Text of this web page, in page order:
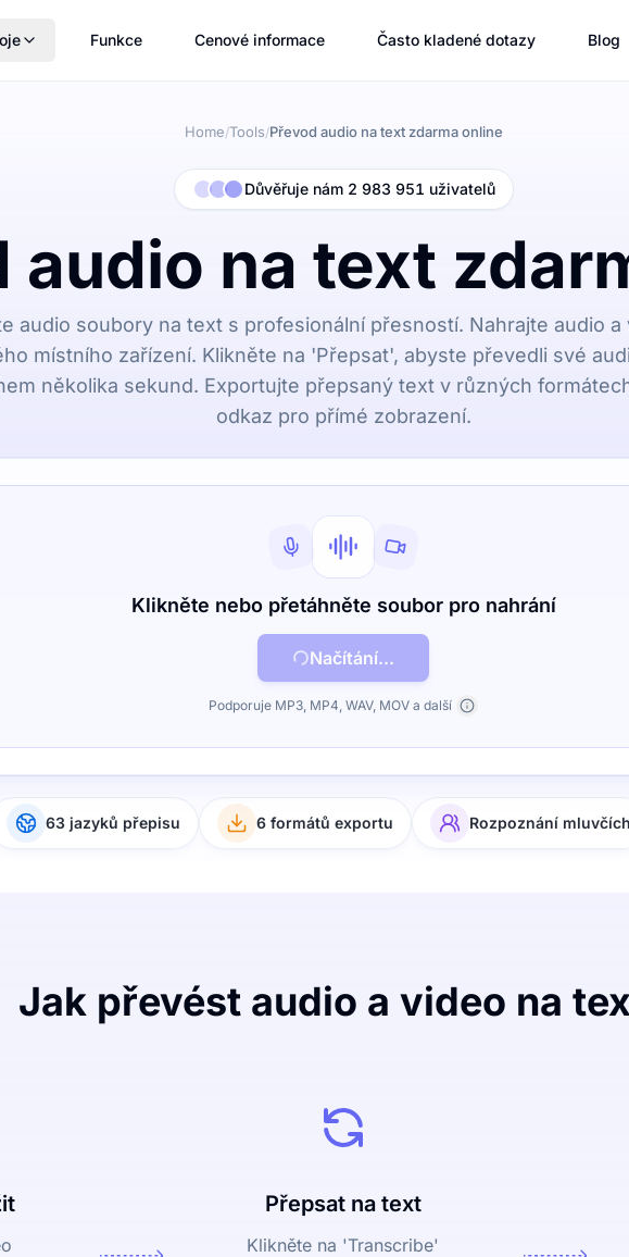
Funkce Cenové informace Často kladené dotazy Blog
Home/Tools/Převod audio na text zdarma online
Důvěřuje nám 2 983 951 uživatelů
audio na text
audio soubory na text s profesionální přesností. Nahrajte audio
místního zařízení. Klikněte na 'Přepsat', abyste převedli své
několika sekund. Exportujte přepsaný text v různých
odkaz pro přímé zobrazení.
Klikněte nebo přetáhněte soubor pro nahrání
Načítání...
Podporuje MP3, MP4, WAV, MOV a další
63 jazyků přepisu 6 formátů exportu Rozpoznání mluvčích
Jak převést audio a video na
Přepsat na text
Klikněte na 'Transcribe'